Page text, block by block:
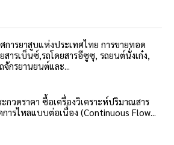
การยาสูบแห่งประเทศไทย การขายทอด
สารเบ็นซ์,รถโดยสารอีซูซุ, รถยนต์นั่งเก๋ง,
กรยานยนต์และ...
กวดราคา ซื้อเครื่องวิเคราะห์ปริมาณสาร
ารไหลแบบต่อเนื่อง (Continuous Flow...